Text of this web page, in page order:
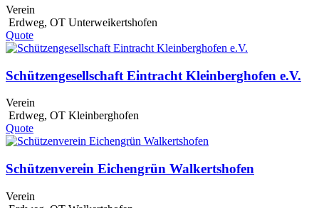
Verein
Erdweg, OT Unterweikertshofen
Quote
Schützengesellschaft Eintracht Kleinberghofen e.V.
Verein
Erdweg, OT Kleinberghofen
Quote
Schützenverein Eichengrün Walkertshofen
Verein